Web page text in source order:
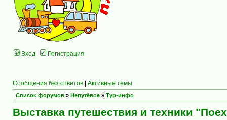
Вход Регистрация
Сообщения без ответов | Активные темы
Список форумов » Непутёвое » Тур-инфо
Выставка путешествия и техники